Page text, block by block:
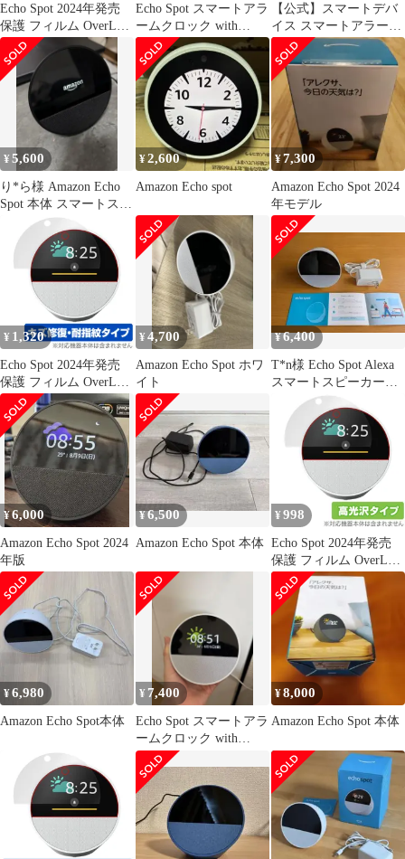
Echo Spot 2024年発売
保護 フィルム OverLay
9H Brilliant for エコー
スポット 9H 高硬度 透
明 高光沢
Echo Spot スマートアラ
ームクロック with
Alexa アレクサ
【公式】スマートデバ
イス スマートアラーム
クロック 多機能時計
Echo Spot(2024年発売)
with Alexa 鮮やかなサ
ウンド B0C2S4K41G
B0C2RZWV9B (D)
¥5,600
り*ら様 Amazon Echo
Spot 本体 スマートスピ
ーカー
¥2,600
Amazon Echo spot
¥7,300
Amazon Echo Spot 2024
年モデル
¥ 1,320
Echo Spot 2024年発売
保護 フィルム OverLay
Magic for エコー スポッ
ト 液晶保護 傷修復 耐
指紋 指紋防止 コーティ
ング
¥4,700
Amazon Echo Spot ホワ
イト
¥6,400
T*n様 Echo Spot Alexa
スマートスピーカー
（グレーシャーホワイ
¥6,000
Amazon Echo Spot 2024
年版
¥6,500
Amazon Echo Spot 本体
¥ 998
Echo Spot 2024年発売
保護 フィルム OverLay
Brilliant for エコー スポ
ット 液晶保護 指紋がつ
きにくい 指紋防止 高光
¥6,980
Amazon Echo Spot本体
¥ 7,400
Echo Spot スマートアラ
ームクロック with
Alexa アレクサ
¥8,000
Amazon Echo Spot 本体